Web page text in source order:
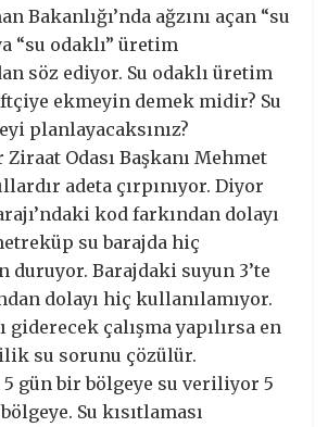
Bakanlığı’nda ağzını açan “su
“su odaklı” üretim
söz ediyor. Su odaklı üretim
ekmeyin demek midir? Su
planlayacaksınız?
Odası Başkanı Mehmet
adeta çırpınıyor. Diyor
kod farkından dolayı
su barajda hiç
duruyor. Barajdaki suyun 3’te
dolayı hiç kullanılamıyor.
giderecek çalışma yapılırsa en
su sorunu çözülür.
5 gün bir bölgeye su veriliyor 5
Su kısıtlaması